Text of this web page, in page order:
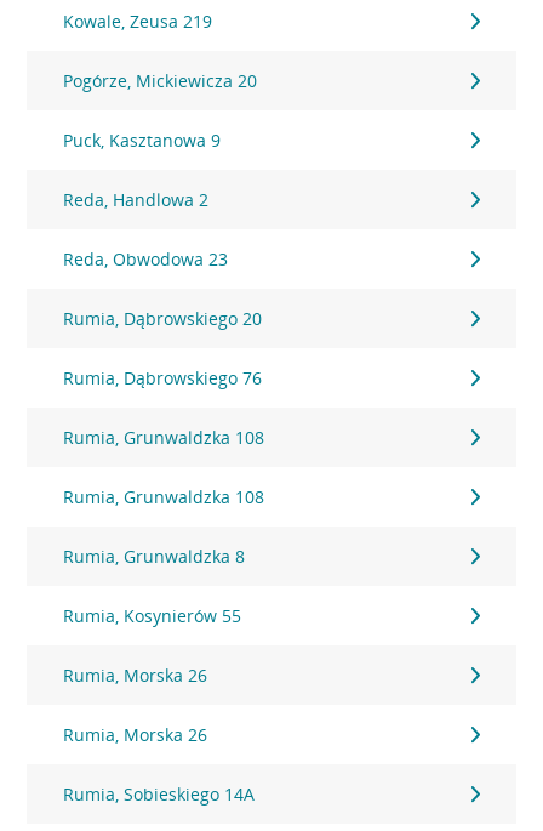
Kowale, Zeusa 219
Pogórze, Mickiewicza 20
Puck, Kasztanowa 9
Reda, Handlowa 2
Reda, Obwodowa 23
Rumia, Dąbrowskiego 20
Rumia, Dąbrowskiego 76
Rumia, Grunwaldzka 108
Rumia, Grunwaldzka 108
Rumia, Grunwaldzka 8
Rumia, Kosynierów 55
Rumia, Morska 26
Rumia, Morska 26
Rumia, Sobieskiego 14A